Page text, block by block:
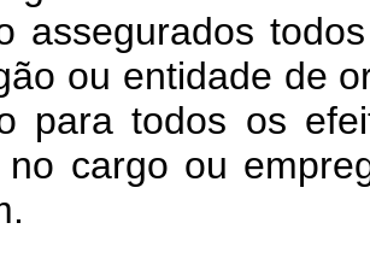
assegurados
ou entidade de
para todos os
no cargo ou